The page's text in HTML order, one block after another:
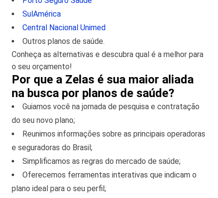
SulAmérica
Central Nacional Unimed
Outros planos de saúde.
Conheça as alternativas e descubra qual é a melhor para
o seu orçamento!
Por que a Zelas é sua maior aliada
na busca por planos de saúde?
Guiamos você na jornada de pesquisa e contratação
do seu novo plano;
Reunimos informações sobre as principais operadoras
e seguradoras do Brasil;
Simplificamos as regras do mercado de saúde;
Oferecemos ferramentas interativas que indicam o
plano ideal para o seu perfil;